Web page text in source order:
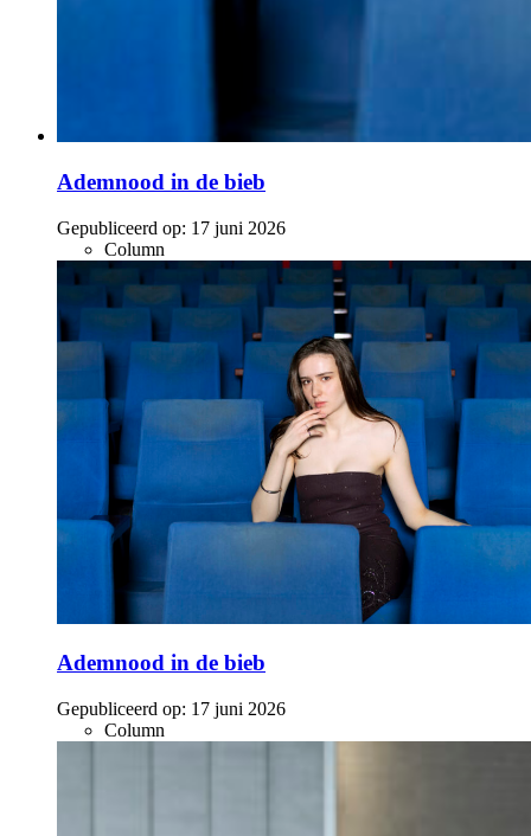
Ademnood in de bieb
Gepubliceerd op: 17 juni 2026
Column
Ademnood in de bieb
Gepubliceerd op: 17 juni 2026
Column